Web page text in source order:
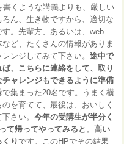
くような講義よりも、厳しい
ん、生き物ですから、適切な
。先輩方、あるいは、web
ど、たくさんの情報がありま
ンジしてみて下さい。途中で
、こちらに連絡をして、取り
ャレンジもできるように準備
集まった20名です。うまく横
を育てて、最後は、おいしく
下さい。今年の受講生が半分く
て帰ってやってみると。高い
り です。このHPでその結果